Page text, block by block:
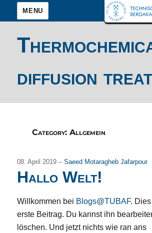
MENU
diffusion
Category: Allgemein
08. April 2019 –Saeed Motaragheb Jafarpour
Hallo Welt!
Willkommen bei Blogs@TUBAF.
erste Beitrag. Du kannst ihn
löschen. Und jetzt nichts wie ran ans